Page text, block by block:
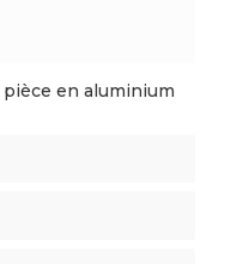
en aluminium